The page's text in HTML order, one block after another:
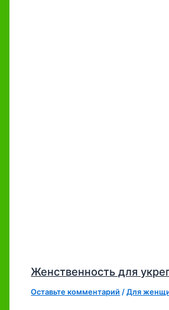
Женственность для
Оставьте комментарий /Для